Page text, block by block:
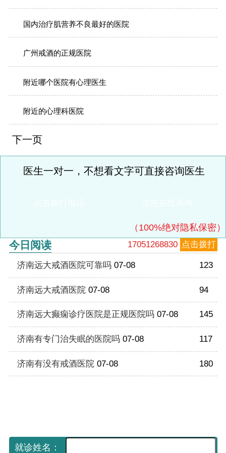
国内治疗肌营养不良最好的医院
广州戒酒的正规医院
附近哪个医院有心理医生
附近的心理科医院
下一页
医生一对一，不想看文字可直接咨询医生
（100%绝对隐私保密）
17051268830 点击拨打
今日阅读
123
济南远大戒酒医院可靠吗 07-08
94
济南远大戒酒医院 07-08
145
济南远大癫痫诊疗医院是正规医院吗 07-08
117
济南有专门治失眠的医院吗 07-08
180
济南有没有戒酒医院 07-08
就诊姓名：